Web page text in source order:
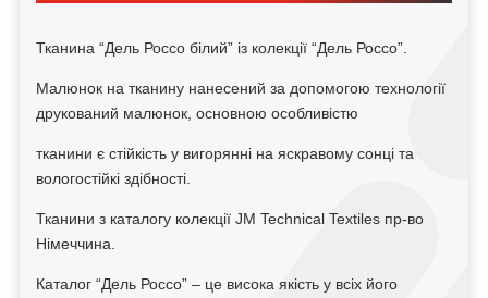
Тканина “Дель Россо білий” із колекції “Дель Россо”.
Малюнок на тканину нанесений за допомогою технології
друкований малюнок, основною особливістю
тканини є стійкість у вигорянні на яскравому сонці та
вологостійкі здібності.
Тканини з каталогу колекції JM Technical Textiles пр-во
Німеччина.
Каталог “Дель Россо” – це висока якість у всіх його